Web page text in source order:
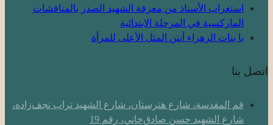
استغراب الأستاذ من معرفة الشهيد الصدر بالمناقشات
الماركسية في المرحلة الابتدائية
یا بنات الزهراء أنتن المثل الأعلى للمرأة
اتصل بنا
قم المقدسة، شارع هنرستان، شارع الشهيد تراب نجف‌زاده،
شارع الشهيد حسن صادق‌خاني، رقم 19